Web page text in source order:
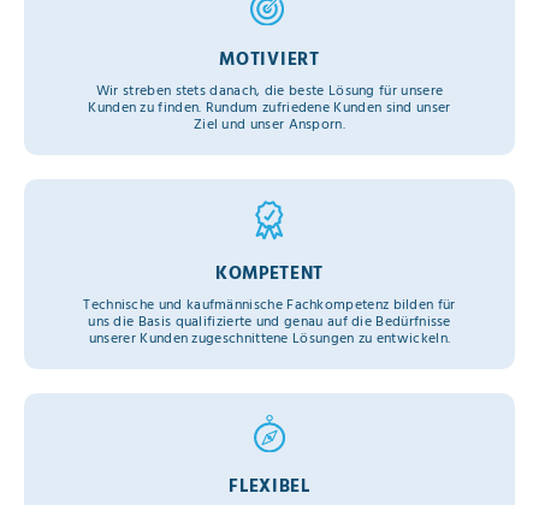
MOTIVIERT
Wir streben stets danach, die beste Lösung für unsere
Kunden zu finden. Rundum zufriedene Kunden sind unser
Ziel und unser Ansporn.
KOMPETENT
Technische und kaufmännische Fachkompetenz bilden für
uns die Basis qualifizierte und genau auf die Bedürfnisse
unserer Kunden zugeschnittene Lösungen zu entwickeln.
FLEXIBEL